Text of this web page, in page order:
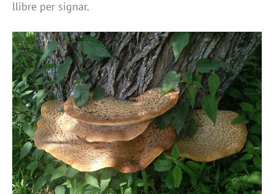
llibre per signar.